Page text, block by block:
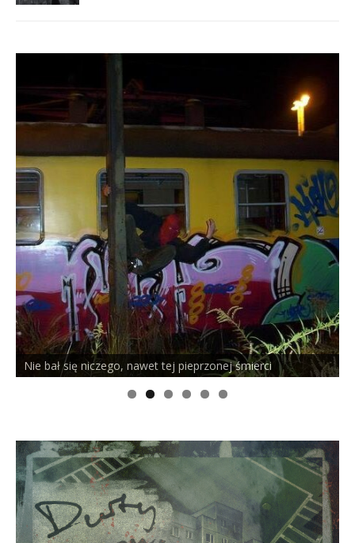
Nie bał się niczego, nawet tej pieprzonej śmierci